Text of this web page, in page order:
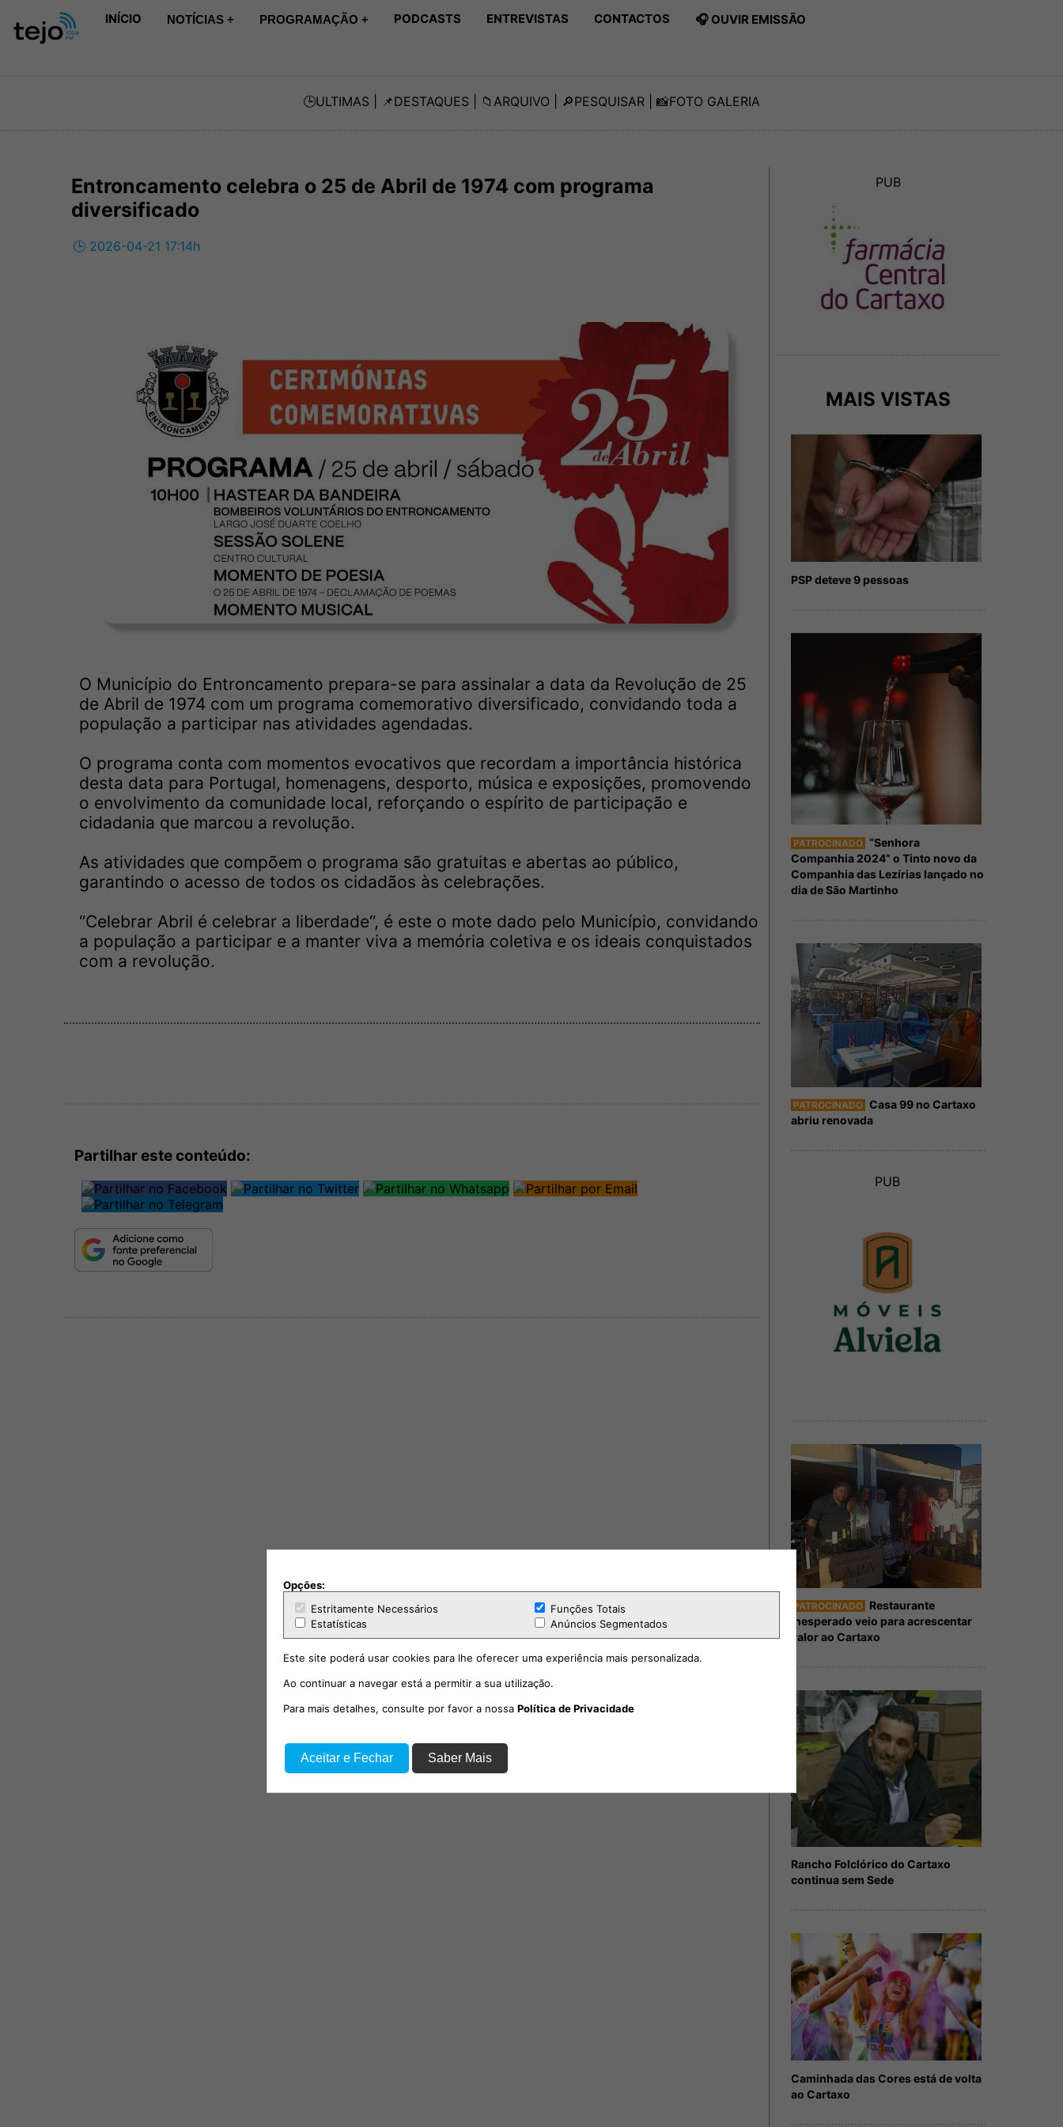
INÍCIO NOTÍCIAS + PROGRAMAÇÃO + PODCASTS ENTREVISTAS CONTACTOS 🎧 OUVIR EMISSÃO
🕒ULTIMAS | 📌DESTAQUES | 📁 ARQUIVO | 🔎PESQUISAR | 📸FOTO GALERIA
Entroncamento celebra o 25 de Abril de 1974 com programa
diversificado
🕒 2026-04-21 17:14h
O Município do Entroncamento prepara-se para assinalar a data da Revolução de 25
de Abril de 1974 com um programa comemorativo diversificado, convidando toda a
população a participar nas atividades agendadas.
O programa conta com momentos evocativos que recordam a importância histórica
desta data para Portugal, homenagens, desporto, música e exposições, promovendo
o envolvimento da comunidade local, reforçando o espírito de participação e
cidadania que marcou a revolução.
As atividades que compõem o programa são gratuitas e abertas ao público,
garantindo o acesso de todos os cidadãos às celebrações.
“Celebrar Abril é celebrar a liberdade“, é este o mote dado pelo Município, convidando
a população a participar e a manter viva a memória coletiva e os ideais conquistados
com a revolução.
Partilhar este conteúdo:
PUB
MAIS VISTAS
PSP deteve 9 pessoas
PATROCINADO “Senhora
Companhia 2024” o Tinto novo da
Companhia das Lezírias lançado no
dia de São Martinho
PATROCINADO Casa 99 no Cartaxo
abriu renovada
PUB
PATROCINADO Restaurante
Inesperado veio para acrescentar
valor ao Cartaxo
Rancho Folclórico do Cartaxo
continua sem Sede
Caminhada das Cores está de volta
ao Cartaxo
Opções:
Estritamente Necessários
Funções Totais
Estatísticas
Anúncios Segmentados
Este site poderá usar cookies para lhe oferecer uma experiência mais personalizada.
Ao continuar a navegar está a permitir a sua utilização.
Para mais detalhes, consulte por favor a nossa Política de Privacidade
Aceitar e Fechar Saber Mais